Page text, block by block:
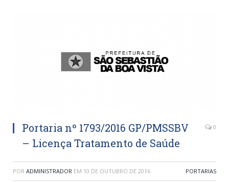
Portaria nº 1793/2016 GP/PMSSBV
– Licença Tratamento de Saúde
0
POR ADMINISTRADOR EM 10 DE OUTUBRO DE 2016 PORTARIAS